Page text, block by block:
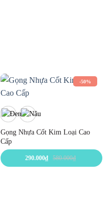
-50%
Gọng Nhựa Cốt Kim Loại Cao
Cấp
290.000₫ 580.000₫